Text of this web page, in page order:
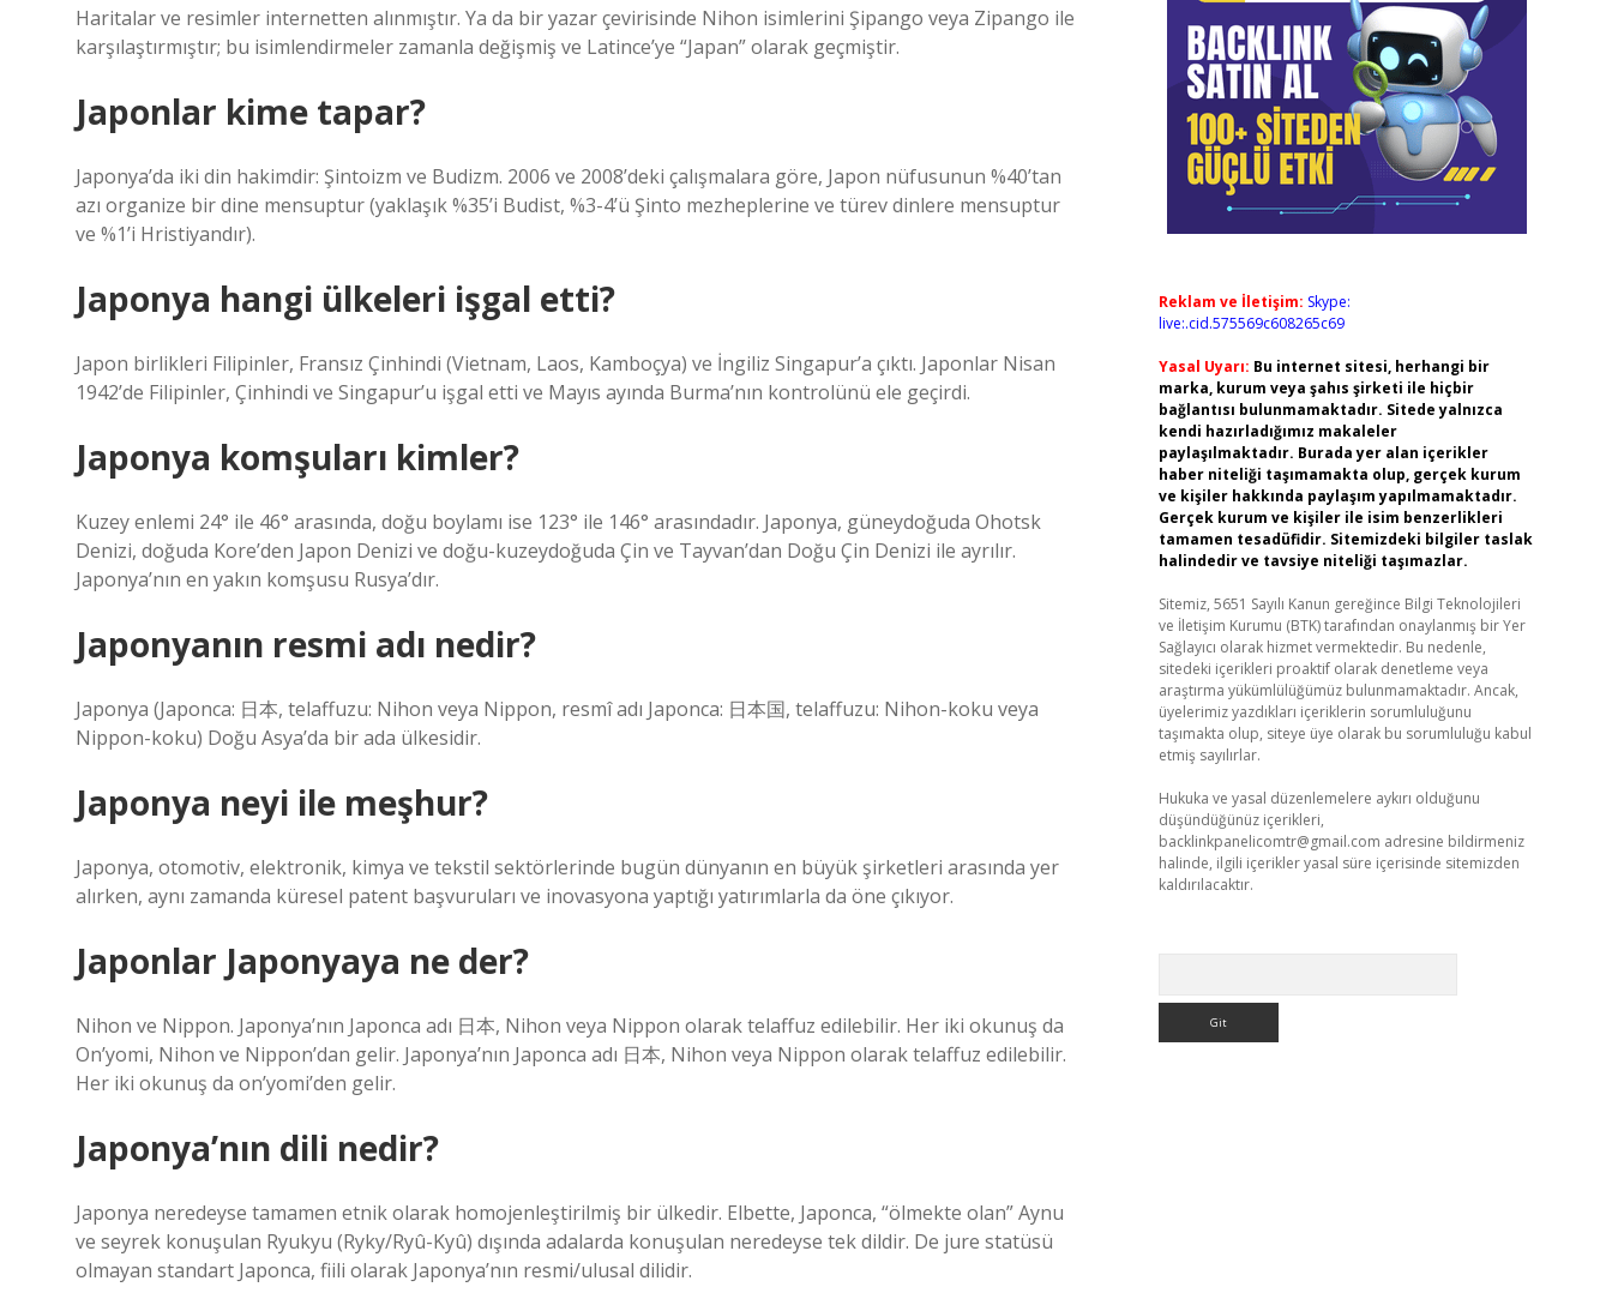
Haritalar ve resimler internetten alınmıştır. Ya da bir yazar çevirisinde Nihon isimlerini Şipango veya Zipango ile
karşılaştırmıştır; bu isimlendirmeler zamanla değişmiş ve Latince’ye “Japan” olarak geçmiştir.
Japonlar kime tapar?
Japonya’da iki din hakimdir: Şintoizm ve Budizm. 2006 ve 2008’deki çalışmalara göre, Japon nüfusunun %40’tan
azı organize bir dine mensuptur (yaklaşık %35’i Budist, %3-4’ü Şinto mezheplerine ve türev dinlere mensuptur
ve %1’i Hristiyandır).
Japonya hangi ülkeleri işgal etti?
Japon birlikleri Filipinler, Fransız Çinhindi (Vietnam, Laos, Kamboçya) ve İngiliz Singapur’a çıktı. Japonlar Nisan
1942’de Filipinler, Çinhindi ve Singapur’u işgal etti ve Mayıs ayında Burma’nın kontrolünü ele geçirdi.
Japonya komşuları kimler?
Kuzey enlemi 24° ile 46° arasında, doğu boylamı ise 123° ile 146° arasındadır. Japonya, güneydoğuda Ohotsk
Denizi, doğuda Kore’den Japon Denizi ve doğu-kuzeydoğuda Çin ve Tayvan’dan Doğu Çin Denizi ile ayrılır.
Japonya’nın en yakın komşusu Rusya’dır.
Japonyanın resmi adı nedir?
Japonya (Japonca: 日本, telaffuzu: Nihon veya Nippon, resmî adı Japonca: 日本国, telaffuzu: Nihon-koku veya
Nippon-koku) Doğu Asya’da bir ada ülkesidir.
Japonya neyi ile meşhur?
Japonya, otomotiv, elektronik, kimya ve tekstil sektörlerinde bugün dünyanın en büyük şirketleri arasında yer
alırken, aynı zamanda küresel patent başvuruları ve inovasyona yaptığı yatırımlarla da öne çıkıyor.
Japonlar Japonyaya ne der?
Nihon ve Nippon. Japonya’nın Japonca adı 日本, Nihon veya Nippon olarak telaffuz edilebilir. Her iki okunuş da
On’yomi, Nihon ve Nippon’dan gelir. Japonya’nın Japonca adı 日本, Nihon veya Nippon olarak telaffuz edilebilir.
Her iki okunuş da on’yomi’den gelir.
Japonya’nın dili nedir?
Japonya neredeyse tamamen etnik olarak homojenleştirilmiş bir ülkedir. Elbette, Japonca, “ölmekte olan” Aynu
ve seyrek konuşulan Ryukyu (Ryky/Ryû-Kyû) dışında adalarda konuşulan neredeyse tek dildir. De jure statüsü
olmayan standart Japonca, fiili olarak Japonya’nın resmi/ulusal dilidir.
Reklam ve İletişim: Skype:
live:.cid.575569c608265c69
Yasal Uyarı: Bu internet sitesi, herhangi bir
marka, kurum veya şahıs şirketi ile hiçbir
bağlantısı bulunmamaktadır. Sitede yalnızca
kendi hazırladığımız makaleler
paylaşılmaktadır. Burada yer alan içerikler
haber niteliği taşımamakta olup, gerçek kurum
ve kişiler hakkında paylaşım yapılmamaktadır.
Gerçek kurum ve kişiler ile isim benzerlikleri
tamamen tesadüfidir. Sitemizdeki bilgiler taslak
halindedir ve tavsiye niteliği taşımazlar.
Sitemiz, 5651 Sayılı Kanun gereğince Bilgi Teknolojileri
ve İletişim Kurumu (BTK) tarafından onaylanmış bir Yer
Sağlayıcı olarak hizmet vermektedir. Bu nedenle,
sitedeki içerikleri proaktif olarak denetleme veya
araştırma yükümlülüğümüz bulunmamaktadır. Ancak,
üyelerimiz yazdıkları içeriklerin sorumluluğunu
taşımakta olup, siteye üye olarak bu sorumluluğu kabul
etmiş sayılırlar.
Hukuka ve yasal düzenlemelere aykırı olduğunu
düşündüğünüz içerikleri,
backlinkpanelicomtr@gmail.com adresine bildirmeniz
halinde, ilgili içerikler yasal süre içerisinde sitemizden
kaldırılacaktır.